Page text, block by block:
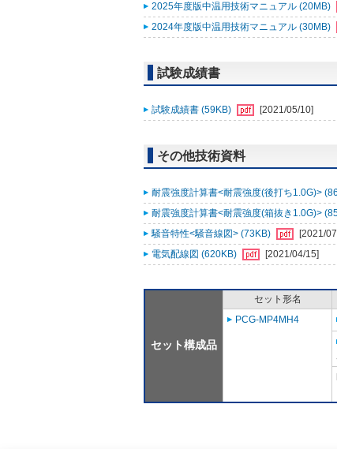
2025年度版中温用技術マニュアル (20MB)
2024年度版中温用技術マニュアル (30MB)
試験成績書
試験成績書 (59KB) [2021/05/10]
その他技術資料
耐震強度計算書<耐震強度(後打ち1.0G)>
耐震強度計算書<耐震強度(箱抜き1.0G)>
騒音特性<騒音線図> (73KB)
[2021/
電気配線図 (620KB)
[2021/04/15]
セット構成品
セット形名
PCG-MP4MH4